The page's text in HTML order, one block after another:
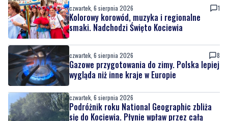
czwartek, 6 sierpnia 2026 1
Kolorowy korowód, muzyka i regionalne
smaki. Nadchodzi Święto Kociewia
czwartek, 6 sierpnia 2026 8
Gazowe przygotowania do zimy. Polska lepiej
wygląda niż inne kraje w Europie
czwartek, 6 sierpnia 2026
Podróżnik roku National Geographic zbliża
się do Kociewia. Płynie wpław przez całą